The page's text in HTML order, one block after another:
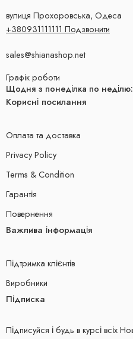
вулиця Прохоровська, Одеса
+380931111111 Подзвонити
sales@shianashop.net
Графік роботи
Щодня з понеділка по неділю:
Корисні посилання
Оплата та доставка
Privacy Policy
Terms & Condition
Гарантія
Повернення
Важлива інформація
Підтримка клієнтів
Виробники
Підписка
Підписуйся і будь в курсі всіх